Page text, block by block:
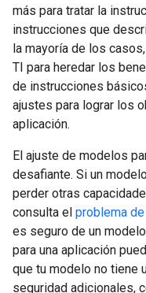
más para tratar la
instrucciones que
la mayoría de los
TI para heredar los
de instrucciones
ajustes para lograr los
aplicación.
El ajuste de modelos
desafiante. Si un
perder otras
consulta el problema
es seguro de un
para una aplicación
que tu modelo no tiene
seguridad adicionales,